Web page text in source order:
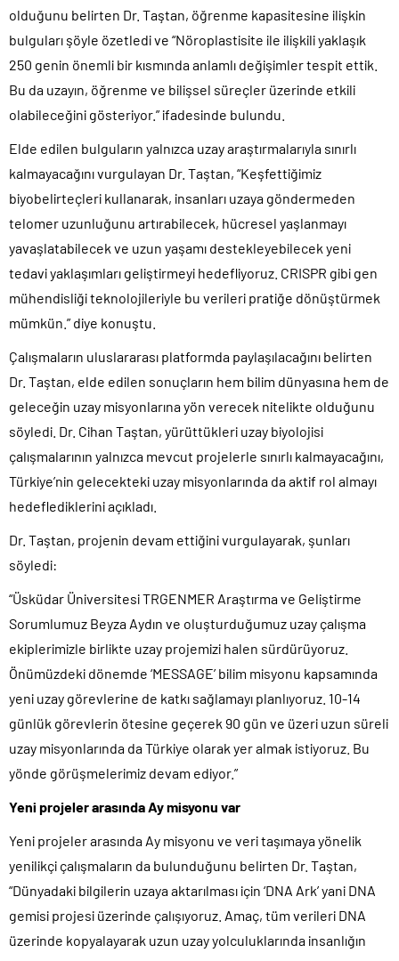
olduğunu belirten Dr. Taştan, öğrenme kapasitesine ilişkin
bulguları şöyle özetledi ve “Nöroplastisite ile ilişkili yaklaşık
250 genin önemli bir kısmında anlamlı değişimler tespit ettik.
Bu da uzayın, öğrenme ve bilişsel süreçler üzerinde etkili
olabileceğini gösteriyor.” ifadesinde bulundu.
Elde edilen bulguların yalnızca uzay araştırmalarıyla sınırlı
kalmayacağını vurgulayan Dr. Taştan, “Keşfettiğimiz
biyobelirteçleri kullanarak, insanları uzaya göndermeden
telomer uzunluğunu artırabilecek, hücresel yaşlanmayı
yavaşlatabilecek ve uzun yaşamı destekleyebilecek yeni
tedavi yaklaşımları geliştirmeyi hedefliyoruz. CRISPR gibi gen
mühendisliği teknolojileriyle bu verileri pratiğe dönüştürmek
mümkün.” diye konuştu.
Çalışmaların uluslararası platformda paylaşılacağını belirten
Dr. Taştan, elde edilen sonuçların hem bilim dünyasına hem de
geleceğin uzay misyonlarına yön verecek nitelikte olduğunu
söyledi. Dr. Cihan Taştan, yürüttükleri uzay biyolojisi
çalışmalarının yalnızca mevcut projelerle sınırlı kalmayacağını,
Türkiye’nin gelecekteki uzay misyonlarında da aktif rol almayı
hedeflediklerini açıkladı.
Dr. Taştan, projenin devam ettiğini vurgulayarak, şunları
söyledi:
“Üsküdar Üniversitesi TRGENMER Araştırma ve Geliştirme
Sorumlumuz Beyza Aydın ve oluşturduğumuz uzay çalışma
ekiplerimizle birlikte uzay projemizi halen sürdürüyoruz.
Önümüzdeki dönemde ‘MESSAGE’ bilim misyonu kapsamında
yeni uzay görevlerine de katkı sağlamayı planlıyoruz. 10-14
günlük görevlerin ötesine geçerek 90 gün ve üzeri uzun süreli
uzay misyonlarında da Türkiye olarak yer almak istiyoruz. Bu
yönde görüşmelerimiz devam ediyor.”
Yeni projeler arasında Ay misyonu var
Yeni projeler arasında Ay misyonu ve veri taşımaya yönelik
yenilikçi çalışmaların da bulunduğunu belirten Dr. Taştan,
“Dünyadaki bilgilerin uzaya aktarılması için ‘DNA Ark’ yani DNA
gemisi projesi üzerinde çalışıyoruz. Amaç, tüm verileri DNA
üzerinde kopyalayarak uzun uzay yolculuklarında insanlığın